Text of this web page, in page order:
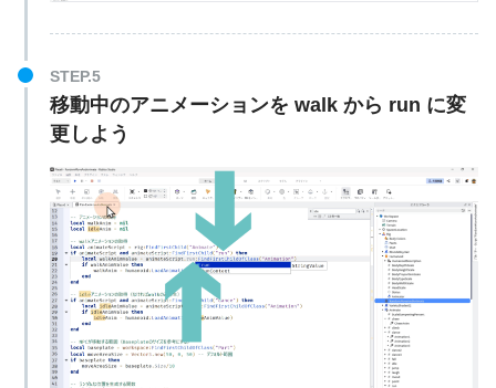
STEP.5
移動中のアニメーションを walk から run に変
更しよう